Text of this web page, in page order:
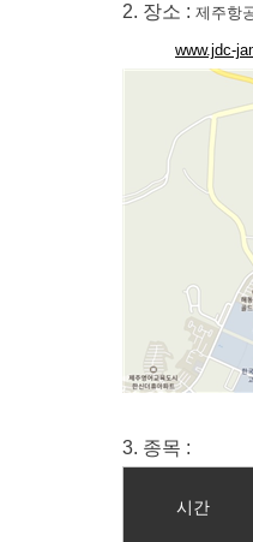
2. 장소 : 제주항
www.jdc-
3. 종목 :
시간